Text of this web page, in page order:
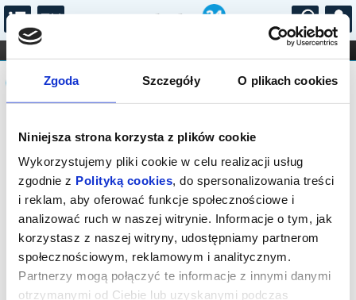
Zgoda Szczegóły O plikach cookies
Niniejsza strona korzysta z plików cookie
Wykorzystujemy pliki cookie w celu realizacji usług
zgodnie z Polityką cookies, do spersonalizowania treści
i reklam, aby oferować funkcje społecznościowe i
analizować ruch w naszej witrynie. Informacje o tym, jak
korzystasz z naszej witryny, udostępniamy partnerom
społecznościowym, reklamowym i analitycznym.
Partnerzy mogą połączyć te informacje z innymi danymi
otrzymanymi od Ciebie lub uzyskanymi podczas
...
FILHARMONIA OPERA I BALET
STAND-UP
DLA DZIECI
Komunikat
Sprzedaż biletów on-line na wydarzenie
została zakończona.